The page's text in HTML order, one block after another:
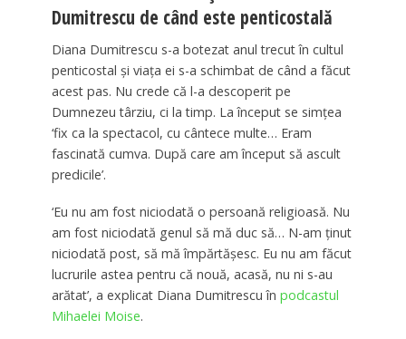
Dumitrescu de când este penticostală
Diana Dumitrescu s-a botezat anul trecut în cultul
penticostal și viața ei s-a schimbat de când a făcut
acest pas. Nu crede că l-a descoperit pe
Dumnezeu târziu, ci la timp. La început se simțea
‘fix ca la spectacol, cu cântece multe… Eram
fascinată cumva. După care am început să ascult
predicile’.
‘Eu nu am fost niciodată o persoană religioasă. Nu
am fost niciodată genul să mă duc să… N-am ținut
niciodată post, să mă împărtășesc. Eu nu am făcut
lucrurile astea pentru că nouă, acasă, nu ni s-au
arătat’, a explicat Diana Dumitrescu în podcastul
Mihaelei Moise.